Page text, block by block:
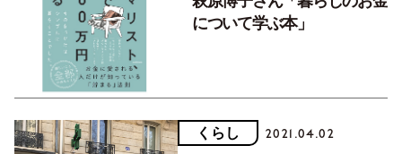
について学ぶ本」
くらし 2021.04.02